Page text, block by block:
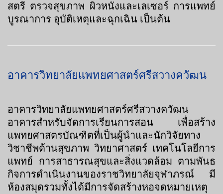
สตรี ตรวจสุขภาพ ผิวหนังและเลเซอร์ การแพทย์
บูรณาการ อุบัติเหตุและฉุกเฉิน เป็นต้น
อาคารวิทยาลัยแพทยศาสตร์ศรีสวางควัฒน
อาคารวิทยาลัยแพทยศาสตร์ศรีสวางควัฒน
อาคารสำหรับจัดการเรียนการสอน เพื่อสร้าง
แพทยศาสตรบัณฑิตที่เป็นผู้นำและนักวิจัยทาง
วิชาชีพด้านสุขภาพ วิทยาศาสตร์ เทคโนโลยีการ
แพทย์ การสาธารณสุขและสิ่งแวดล้อม ตามพันธ
กิจการดำเนินงานของราชวิทยาลัยจุฬาภรณ์ มี
ห้องสมุดรวมทั้งได้มีการจัดสร้างหอจดหมายเหตุ